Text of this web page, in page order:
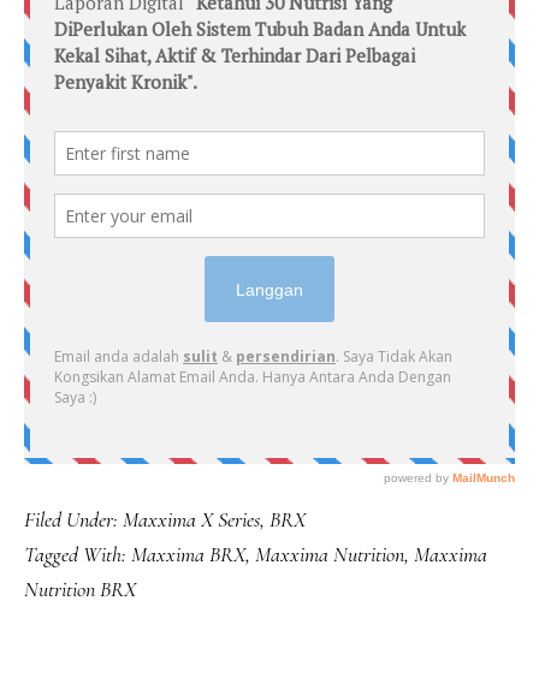
Filed Under: Maxxima X Series, BRX
Tagged With: Maxxima BRX, Maxxima Nutrition, Maxxima
Nutrition BRX